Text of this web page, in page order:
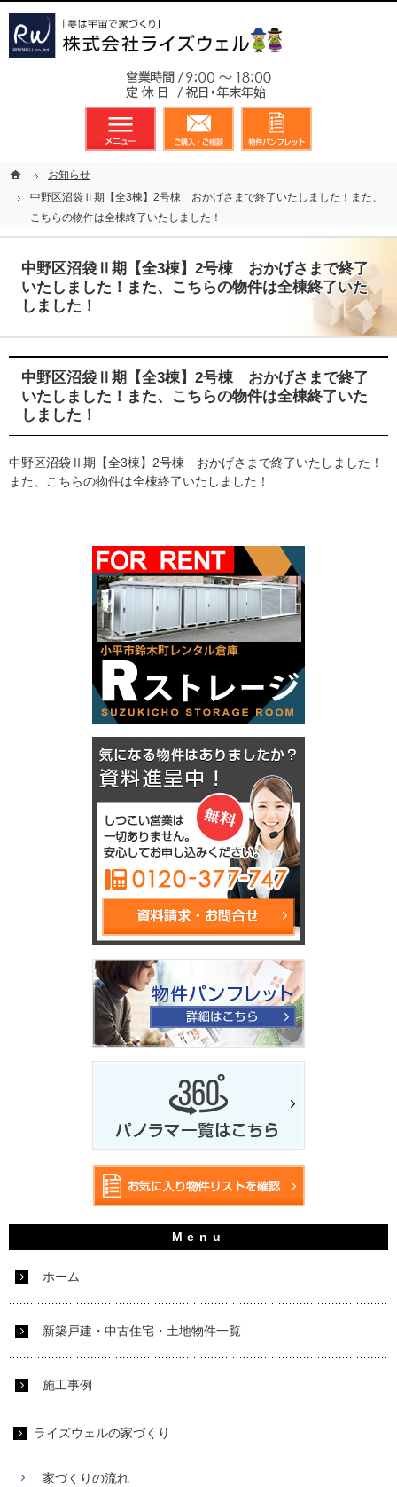
ホームお知らせ
中野区沼袋Ⅱ期【全3棟】2号棟 おかげさまで終了いたしました！また、
こちらの物件は全棟終了いたしました！
中野区沼袋Ⅱ期【全3棟】2号棟 おかげさまで終了
いたしました！また、こちらの物件は全棟終了いた
しました！
中野区沼袋Ⅱ期【全3棟】2号棟 おかげさまで終了
いたしました！また、こちらの物件は全棟終了いた
しました！
中野区沼袋Ⅱ期【全3棟】2号棟 おかげさまで終了いたしました！
また、こちらの物件は全棟終了いたしました！
ホーム
新築戸建・中古住宅・土地物件一覧
施工事例
ライズウェルの家づくり
家づくりの流れ
メニュー 資料請求・お問合せ
ホームお知らせ
中野区沼袋Ⅱ期【全3棟】2号棟 おかげさまで終了いたしました！また、
こちらの物件は全棟終了いたしました！